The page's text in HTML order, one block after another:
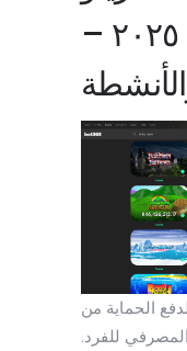
بحلول عام ٢٠٢٥ –
الحماية من
للفرد.